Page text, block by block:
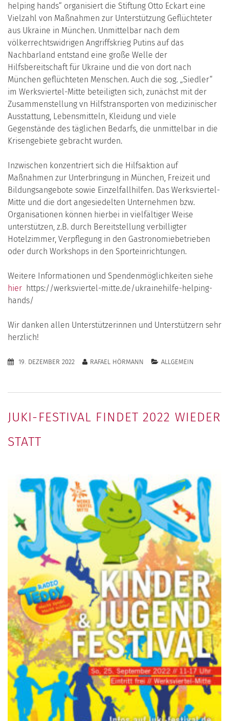
helping hands“ organisiert die Stiftung Otto Eckart eine
Vielzahl von Maßnahmen zur Unterstützung Geflüchteter
aus Ukraine in München. Unmittelbar nach dem
völkerrechtswidrigen Angriffskrieg Putins auf das
Nachbarland entstand eine große Welle der
Hilfsbereitschaft für Ukraine und die von dort nach
München geflüchteten Menschen. Auch die sog. „Siedler“
im Werksviertel-Mitte beteiligten sich, zunächst mit der
Zusammenstellung vn Hilfstransporten von medizinischer
Ausstattung, Lebensmitteln, Kleidung und viele
Gegenstände des täglichen Bedarfs, die unmittelbar in die
Krisengebiete gebracht wurden.
Inzwischen konzentriert sich die Hilfsaktion auf
Maßnahmen zur Unterbringung in München, Freizeit und
Bildungsangebote sowie Einzelfallhilfen. Das Werksviertel-
Mitte und die dort angesiedelten Unternehmen bzw.
Organisationen können hierbei in vielfältiger Weise
unterstützen, z.B. durch Bereitstellung verbilligter
Hotelzimmer, Verpflegung in den Gastronomiebetrieben
oder durch Workshops in den Sporteinrichtungen.
Weitere Informationen und Spendenmöglichkeiten siehe
hier https://werksviertel-mitte.de/ukrainehilfe-helping-
hands/
Wir danken allen Unterstützerinnen und Unterstützern sehr
herzlich!
19. DEZEMBER 2022 RAFAEL HÖRMANN ALLGEMEIN
JUKI-FESTIVAL FINDET 2022 WIEDER
STATT